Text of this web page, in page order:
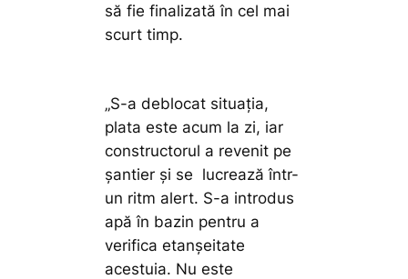
să fie finalizată în cel mai
scurt timp.
„S-a deblocat situația,
plata este acum la zi, iar
constructorul a revenit pe
șantier și se lucrează într-
un ritm alert. S-a introdus
apă în bazin pentru a
verifica etanșeitate
acestuia. Nu este